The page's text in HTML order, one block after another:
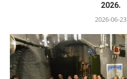
2026.
2026-06-23